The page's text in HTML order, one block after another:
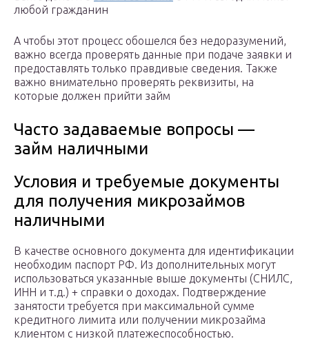
любой гражданин
А чтобы этот процесс обошелся без недоразумений,
важно всегда проверять данные при подаче заявки и
предоставлять только правдивые сведения. Также
важно внимательно проверять реквизиты, на
которые должен прийти займ
Часто задаваемые вопросы —
займ наличными
Условия и требуемые документы
для получения микрозаймов
наличными
В качестве основного документа для идентификации
необходим паспорт РФ. Из дополнительных могут
использоваться указанные выше документы (СНИЛС,
ИНН и т.д.) + справки о доходах. Подтверждение
занятости требуется при максимальной сумме
кредитного лимита или получении микрозайма
клиентом с низкой платежеспособностью.